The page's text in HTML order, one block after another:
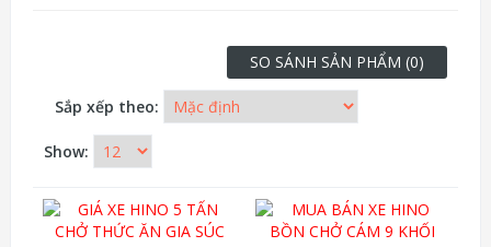
SO SÁNH SẢN PHẨM (0)
Sắp xếp theo:
Show: